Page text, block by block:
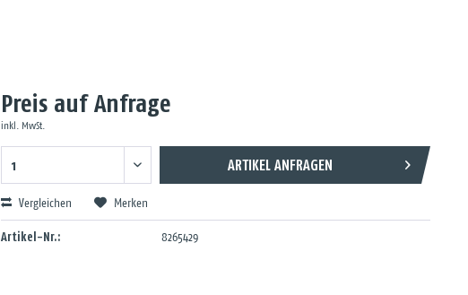
Preis auf Anfrage
inkl. MwSt.
ARTIKEL ANFRAGEN
Vergleichen Merken
Artikel-Nr.: 8265429